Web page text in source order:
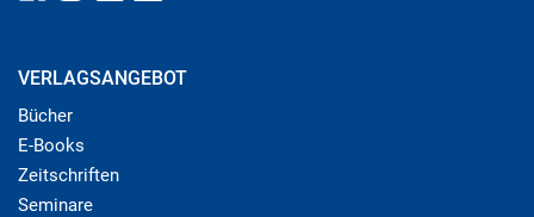
VERLAGSANGEBOT
Bücher
E-Books
Zeitschriften
Seminare